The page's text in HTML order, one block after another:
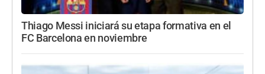
Thiago Messi iniciará su etapa formativa en el
FC Barcelona en noviembre